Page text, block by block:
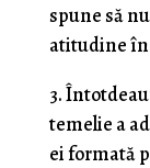
spune să
atitudine
3.
temelie a
ei formată